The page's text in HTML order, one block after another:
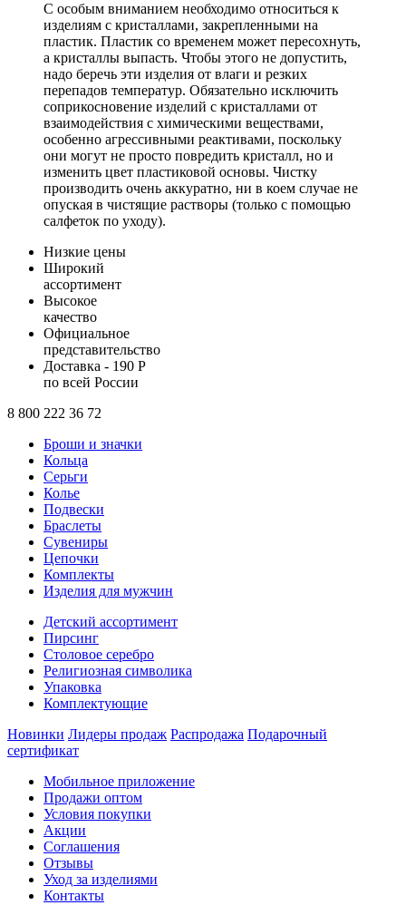
С особым вниманием необходимо относиться к
изделиям с кристаллами, закрепленными на
пластик. Пластик со временем может пересохнуть,
а кристаллы выпасть. Чтобы этого не допустить,
надо беречь эти изделия от влаги и резких
перепадов температур. Обязательно исключить
соприкосновение изделий с кристаллами от
взаимодействия с химическими веществами,
особенно агрессивными реактивами, поскольку
они могут не просто повредить кристалл, но и
изменить цвет пластиковой основы. Чистку
производить очень аккуратно, ни в коем случае не
опуская в чистящие растворы (только с помощью
салфеток по уходу).
Низкие цены
Широкий
ассортимент
Высокое
качество
Официальное
представительство
Доставка - 190 Р
по всей России
8 800 222 36 72
Броши и значки
Кольца
Серьги
Колье
Подвески
Браслеты
Сувениры
Цепочки
Комплекты
Изделия для мужчин
Детский ассортимент
Пирсинг
Столовое серебро
Религиозная символика
Упаковка
Комплектующие
Новинки Лидеры продаж Распродажа Подарочный
сертификат
Мобильное приложение
Продажи оптом
Условия покупки
Акции
Соглашения
Отзывы
Уход за изделиями
Контакты